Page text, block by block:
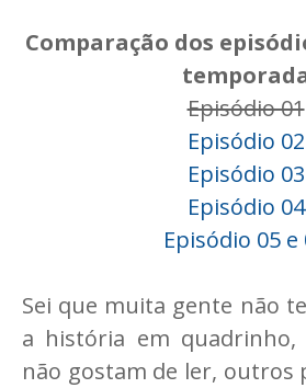
Comparação dos
Episódio 01
Episódio 02
Episódio 03
Episódio 04
Episódio 05 e
Sei que muita gente não
a história em
não gostam de ler, outros